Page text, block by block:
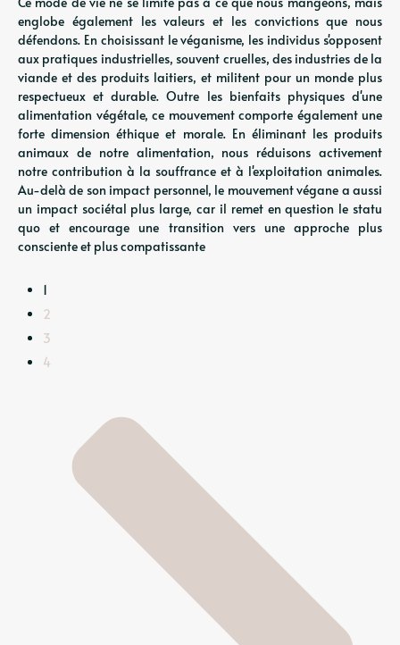
englobe également les valeurs et les convictions que nous
défendons. En choisissant le véganisme, les individus s'opposent
aux pratiques industrielles, souvent cruelles, des industries de la
viande et des produits laitiers, et militent pour un monde plus
respectueux et durable. Outre les bienfaits physiques d'une
alimentation végétale, ce mouvement comporte également une
forte dimension éthique et morale. En éliminant les produits
animaux de notre alimentation, nous réduisons activement
notre contribution à la souffrance et à l'exploitation animales.
Au-delà de son impact personnel, le mouvement végane a aussi
un impact sociétal plus large, car il remet en question le statu
quo et encourage une transition vers une approche plus
consciente et plus compatissante
1
2
3
4